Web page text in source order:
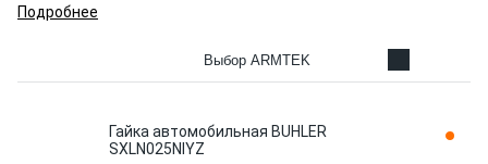
Подробнее
Выбор ARMTEK
Гайка автомобильная BUHLER
SXLN025NIYZ